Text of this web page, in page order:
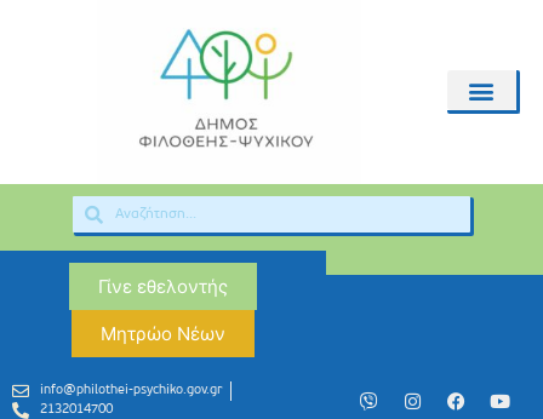
Γίνε εθελοντής
Μητρώο Νέων
info@philothei-psychiko.gov.gr
2132014700